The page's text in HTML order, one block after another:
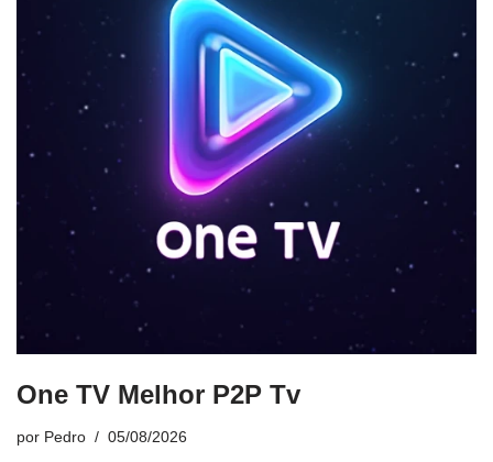
One TV Melhor P2P Tv
por Pedro 05/08/2026